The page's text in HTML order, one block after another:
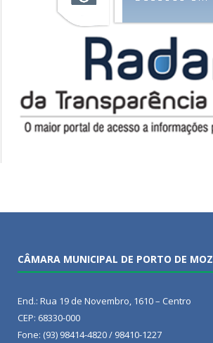
CÂMARA MUNICIPAL DE PORTO DE MOZ
End.: Rua 19 de Novembro, 1610 – Centro
CEP: 68330-000
Fone: (93) 98414-4820 / 98410-1227